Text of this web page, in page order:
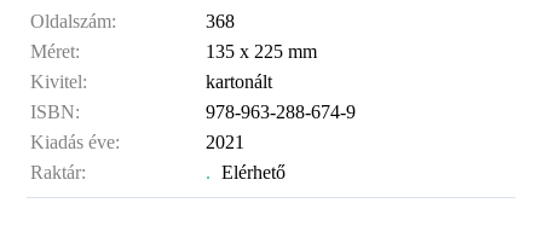
Oldalszám:
368
Méret:
135 x 225 mm
Kivitel:
kartonált
ISBN:
978-963-288-674-9
Kiadás éve:
2021
Raktár:
. Elérhető